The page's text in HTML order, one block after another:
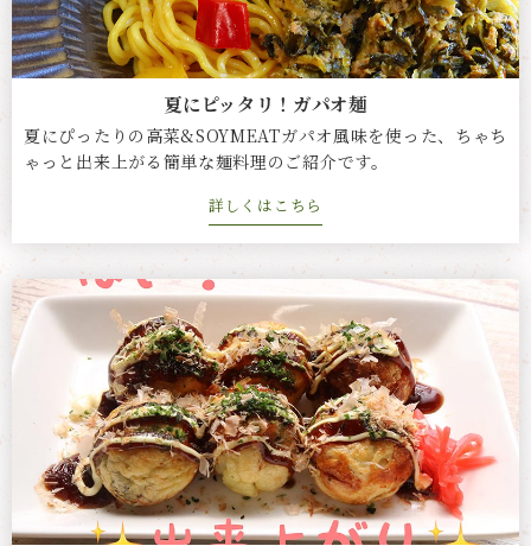
夏にピッタリ！ガパオ麺
夏にぴったりの高菜&SOYMEATガパオ風味を使った、ちゃち
ゃっと出来上がる簡単な麺料理のご紹介です。
詳しくはこちら